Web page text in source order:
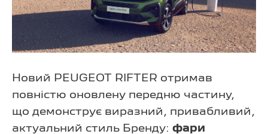
Новий PEUGEOT RIFTER отримав
повністю оновлену передню частину,
що демонструє виразний, привабливий,
актуальний стиль Бренду: фари